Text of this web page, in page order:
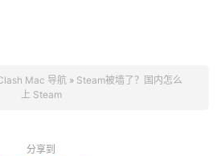
Mac 导航» Steam被墙了？国内怎么
上 Steam
分享到